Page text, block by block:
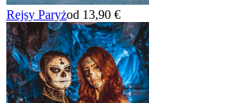
Rejsy Paryżod 13,90 €